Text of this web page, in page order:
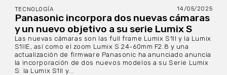
TECNOLOGÍA 14/05/2025
Panasonic incorpora dos nuevas cámaras
y un nuevo objetivo a su serie Lumix S
Las nuevas cámaras son las full frame Lumix S1II y la Lumix
S1IIE, así como el zoom Lumix S 24-60mm F2.8 y una
actualización de firmware Panasonic ha anunciado anuncia
la incorporación de dos nuevos modelos a su Serie Lumix
S: la Lumix S1II y...